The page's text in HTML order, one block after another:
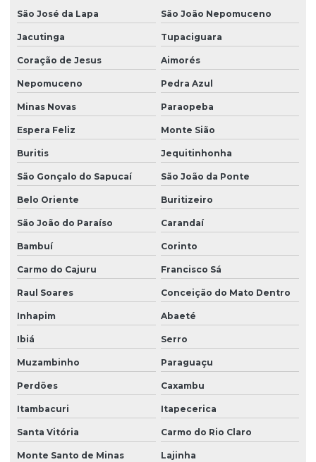
São José da Lapa São João Nepomuceno
Jacutinga Tupaciguara
Coração de Jesus Aimorés
Nepomuceno Pedra Azul
Minas Novas Paraopeba
Espera Feliz Monte Sião
Buritis Jequitinhonha
São Gonçalo do Sapucaí São João da Ponte
Belo Oriente Buritizeiro
São João do Paraíso Carandaí
Bambuí Corinto
Carmo do Cajuru Francisco Sá
Raul Soares Conceição do Mato Dentro
Inhapim Abaeté
Ibiá Serro
Muzambinho Paraguaçu
Perdões Caxambu
Itambacuri Itapecerica
Santa Vitória Carmo do Rio Claro
Monte Santo de Minas Lajinha